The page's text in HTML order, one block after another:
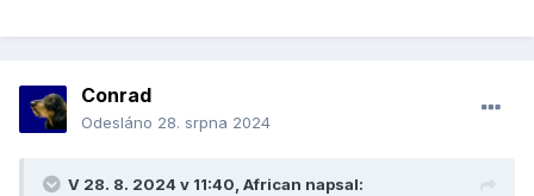
pod zaminkou narodni bezpecnosti tak obrovske nakupy,
Plus ten jeho milion v kampelicce (cti pracce spinavych
Conrad
Odesláno 28. srpna 2024
V 28. 8. 2024 v 11:40, African napsal: